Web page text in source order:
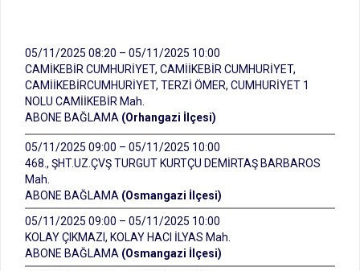
05/11/2025 08:20 – 05/11/2025 10:00
CAMİKEBİR CUMHURİYET, CAMİİKEBİR CUMHURİYET,
CAMİİKEBİRCUMHURİYET, TERZİ ÖMER, CUMHURİYET 1
NOLU CAMİİKEBİR Mah.
ABONE BAĞLAMA (Orhangazi İlçesi)
05/11/2025 09:00 – 05/11/2025 10:00
468., ŞHT.UZ.ÇVŞ TURGUT KURTÇU DEMİRTAŞ BARBAROS
Mah.
ABONE BAĞLAMA (Osmangazi İlçesi)
05/11/2025 09:00 – 05/11/2025 10:00
KOLAY ÇIKMAZI, KOLAY HACI İLYAS Mah.
ABONE BAĞLAMA (Osmangazi İlçesi)